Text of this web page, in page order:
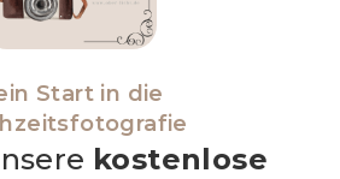
Start in die
kostenlose